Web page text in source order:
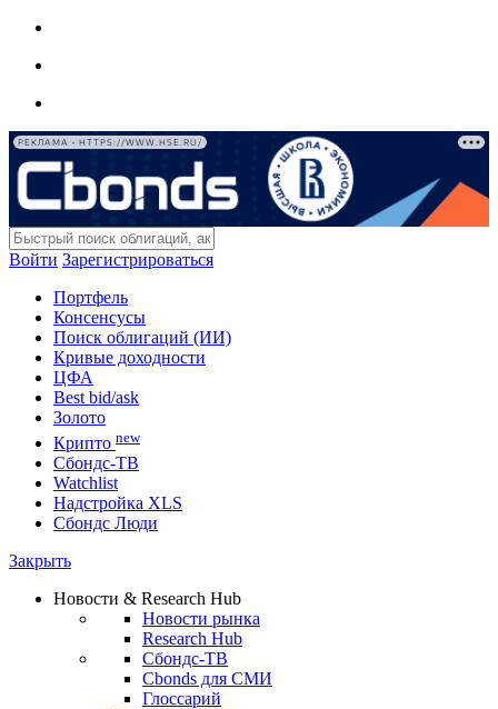
РЕКЛАМА • HTTPS://WWW.HSE.RU/
Войти Зарегистрироваться
Портфель
Консенсусы
Поиск облигаций (ИИ)
Кривые доходности
ЦФА
Best bid/ask
Золото
Крипто new
Сбондс-ТВ
Watchlist
Надстройка XLS
Сбондс Люди
Закрыть
Новости & Research Hub
Новости рынка
Research Hub
Сбондс-ТВ
Cbonds для СМИ
Глоссарий